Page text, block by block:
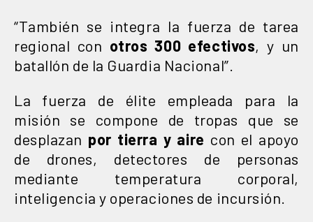
“También se integra la fuerza de tarea
regional con otros 300 efectivos, y un
batallón de la Guardia Nacional”.
La fuerza de élite empleada para la
misión se compone de tropas que se
desplazan por tierra y aire con el apoyo
de drones, detectores de personas
mediante temperatura corporal,
inteligencia y operaciones de incursión.